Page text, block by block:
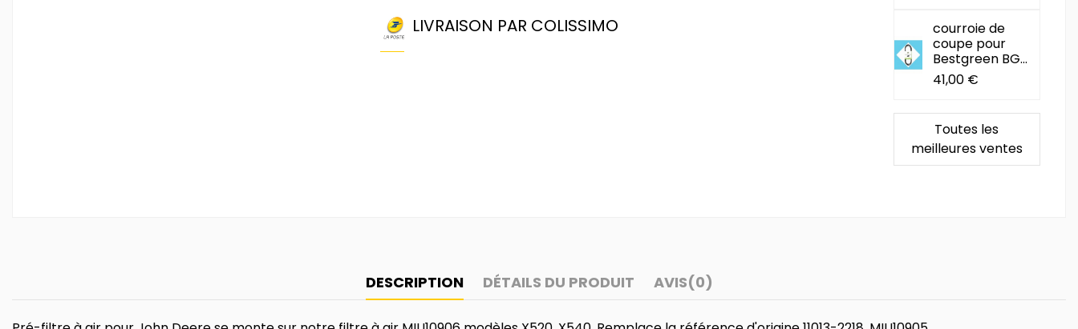
LIVRAISON PAR COLISSIMO
courroie de
coupe pour
Bestgreen BG...
41,00 €
Toutes les
meilleures ventes
DESCRIPTION DÉTAILS DU PRODUIT AVIS(0)